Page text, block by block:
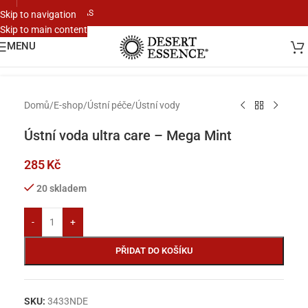
Skip to navigation
Skip to main content
KONTAKTUJTE NÁS
MENU
Klikněte pro zvětšení
Domů/E-shop/Ústní péče/Ústní vody
Ústní voda ultra care – Mega Mint
285Kč
20 skladem
- +
PŘIDAT DO KOŠÍKU
SKU: 3433NDE